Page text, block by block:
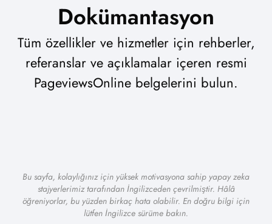
Dokümantasyon
Tüm özellikler ve hizmetler için rehberler,
referanslar ve açıklamalar içeren resmi
PageviewsOnline belgelerini bulun.
Bu sayfa, kolaylığınız için yüksek motivasyona sahip yapay zeka
stajyerlerimiz tarafından İngilizceden çevrilmiştir. Hâlâ
öğreniyorlar, bu yüzden birkaç hata olabilir. En doğru bilgi için
lütfen İngilizce sürüme bakın.